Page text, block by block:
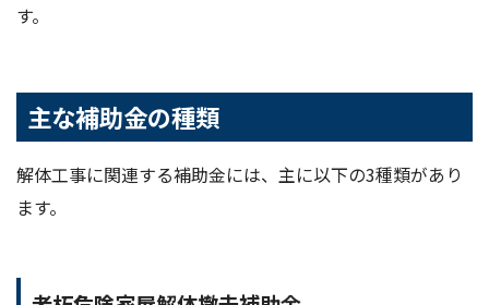
す。
主な補助金の種類
解体工事に関連する補助金には、主に以下の3種類があり
ます。